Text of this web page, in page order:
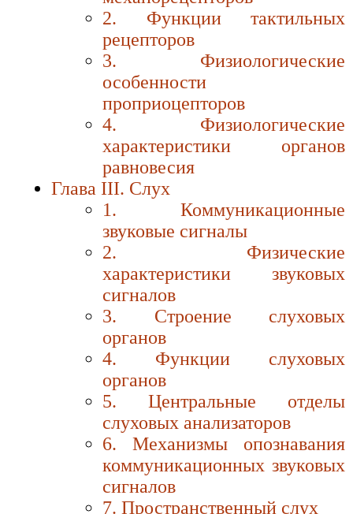
2. Функции тактильных
рецепторов
3. Физиологические
особенности
проприоцепторов
4. Физиологические
характеристики органов
равновесия
Глава III. Слух
1. Коммуникационные
звуковые сигналы
2. Физические
характеристики звуковых
сигналов
3. Строение слуховых
органов
4. Функции слуховых
органов
5. Центральные отделы
слуховых анализаторов
6. Механизмы опознавания
коммуникационных звуковых
сигналов
7. Пространственный слух